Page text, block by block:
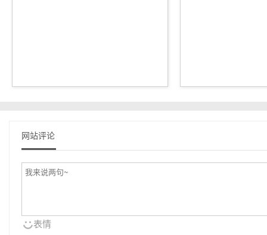
网站评论
表情